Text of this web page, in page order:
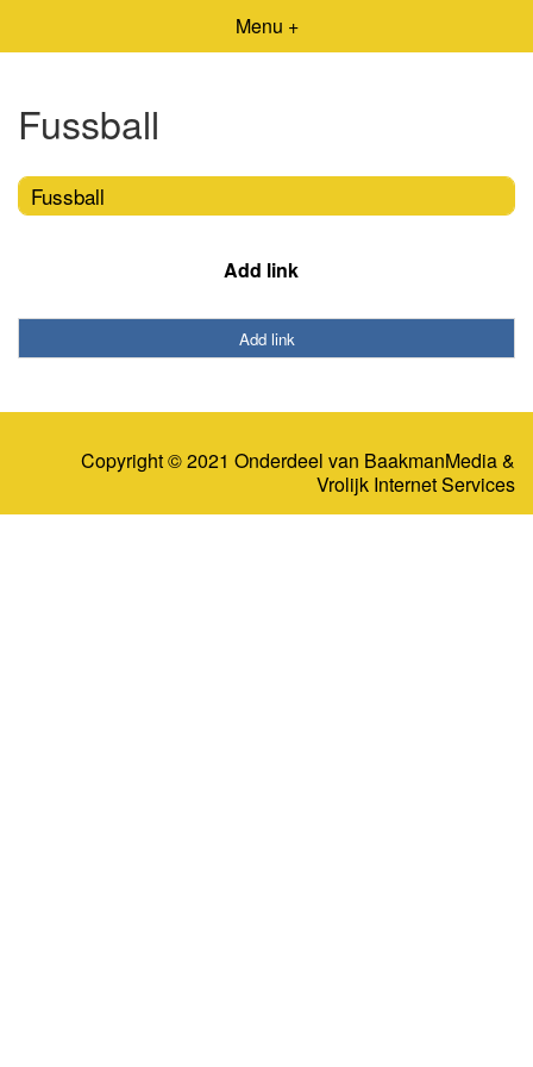
Menu +
Fussball
Fussball
Add link
Add link
Copyright © 2021 Onderdeel van BaakmanMedia&
Vrolijk Internet Services